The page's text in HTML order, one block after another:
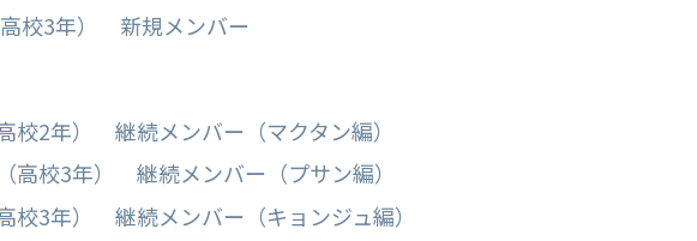
校3年） 新規メンバー
校2年） 継続メンバー（マクタン編）
高校3年） 継続メンバー（プサン編）
校3年） 継続メンバー（キョンジュ編）